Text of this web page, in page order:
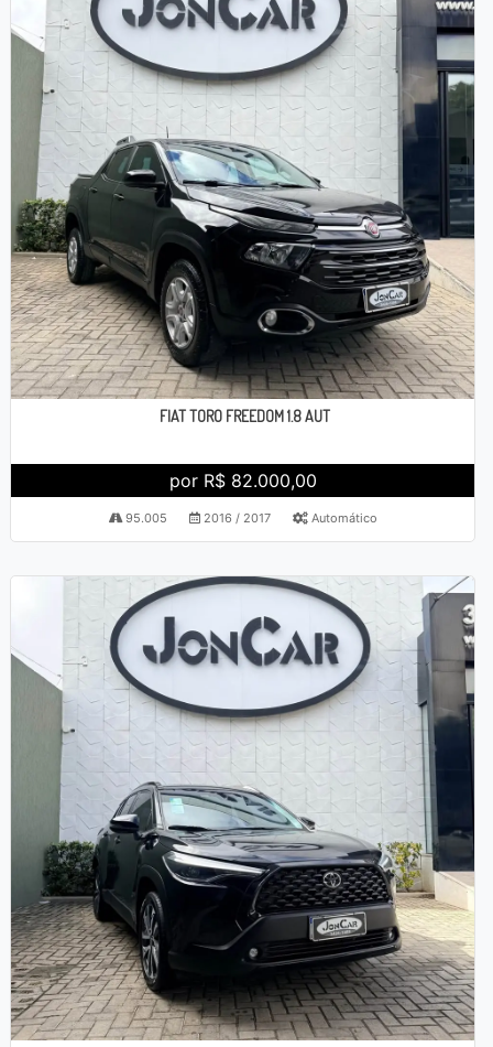
FIAT TORO FREEDOM 1.8 AUT
por R$ 82.000,00
95.005 2016 / 2017 Automático